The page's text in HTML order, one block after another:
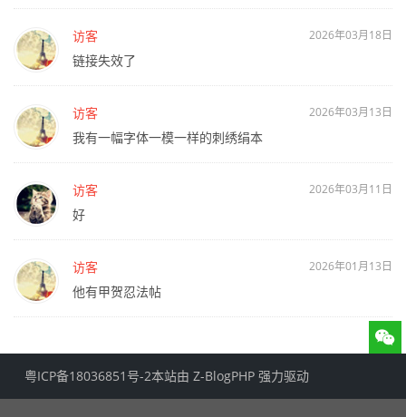
访客 2026年03月18日
链接失效了
访客 2026年03月13日
我有一幅字体一模一样的刺绣绢本
访客 2026年03月11日
好
访客 2026年01月13日
他有甲贺忍法帖
粤ICP备18036851号-2本站由 Z-BlogPHP 强力驱动